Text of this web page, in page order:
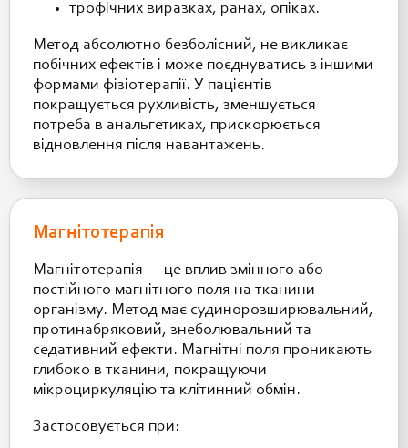
трофічних виразках, ранах, опіках.
Метод абсолютно безболісний, не викликає
побічних ефектів і може поєднуватись з іншими
формами фізіотерапії. У пацієнтів
покращується рухливість, зменшується
потреба в анальгетиках, прискорюється
відновлення після навантажень.
Магнітотерапія
Магнітотерапія — це вплив змінного або
постійного магнітного поля на тканини
організму. Метод має судинорозширювальний,
протинабряковий, знеболювальний та
седативний ефекти. Магнітні поля проникають
глибоко в тканини, покращуючи
мікроциркуляцію та клітинний обмін.
Застосовується при: